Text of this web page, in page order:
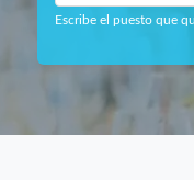
Escribe el puesto que